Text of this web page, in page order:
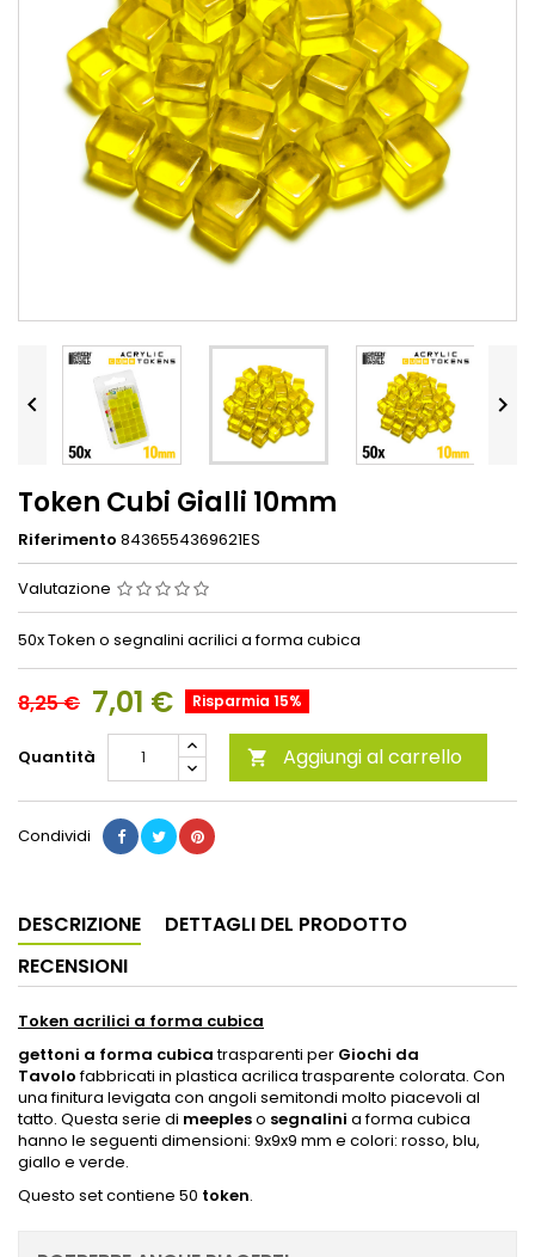
 
Token Cubi Gialli 10mm
Riferimento 8436554369621ES
Valutazione
50x Token o segnalini acrilici a forma cubica
8,25 € 7,01 € Risparmia 15%
Quantità  Aggiungi al carrello
Condividi
DESCRIZIONE
DETTAGLI DEL PRODOTTO
RECENSIONI
Token acrilici a forma cubica
gettoni a forma cubicatrasparenti per Giochi da
Tavolofabbricati in plastica acrilica trasparente colorata. Con
una finitura levigata con angoli semitondi molto piacevoli al
tatto. Questa serie di meepleso segnalini a forma cubica
hanno le seguenti dimensioni: 9x9x9 mm e colori: rosso, blu,
giallo e verde.
Questo set contiene 50 token.